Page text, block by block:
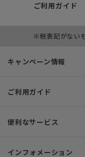
ご利用ガイド
※税表記がない
キャンペーン情報
ご利用ガイド
便利なサービス
インフォメーション